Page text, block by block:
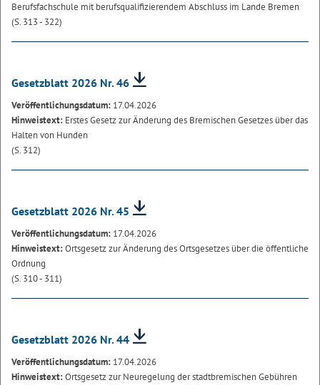
Berufsfachschule mit berufsqualifizierendem Abschluss im Lande Bremen
(S. 313 - 322)
Gesetzblatt 2026 Nr. 46
Veröffentlichungsdatum: 17.04.2026
Hinweistext: Erstes Gesetz zur Änderung des Bremischen Gesetzes über das
Halten von Hunden
(S. 312)
Gesetzblatt 2026 Nr. 45
Veröffentlichungsdatum: 17.04.2026
Hinweistext:Ortsgesetz zur Änderung des Ortsgesetzes über die öffentliche
Ordnung
(S. 310 - 311)
Gesetzblatt 2026 Nr. 44
Veröffentlichungsdatum: 17.04.2026
Hinweistext:Ortsgesetz zur Neuregelung der stadtbremischen Gebühren